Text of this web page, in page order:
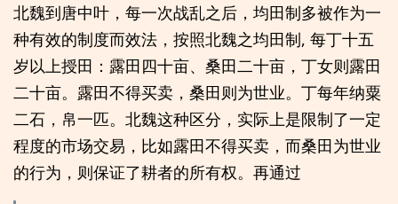
北魏到唐中叶，每一次战乱之后，均田制多被作为一
种有效的制度而效法，按照北魏之均田制, 每丁十五
岁以上授田：露田四十亩、桑田二十亩，丁女则露田
二十亩。露田不得买卖，桑田则为世业。丁每年纳粟
二石，帛一匹。北魏这种区分，实际上是限制了一定
程度的市场交易，比如露田不得买卖，而桑田为世业
的行为，则保证了耕者的所有权。再通过